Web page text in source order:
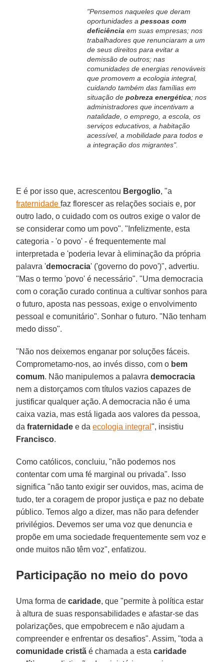
"Pensemos naqueles que deram
oportunidades a pessoas com
deficiência em suas empresas; nos
trabalhadores que renunciaram a um
de seus direitos para evitar a
demissão de outros; nas
comunidades de energias renováveis
que promovem a ecologia integral,
cuidando também das famílias em
situação de pobreza energética; nos
administradores que incentivam a
natalidade, o emprego, a escola, os
serviços educativos, a habitação
acessível, a mobilidade para todos e
a integração dos migrantes".
E é por isso que, acrescentou Bergoglio, "a
fraternidadefaz florescer as relações sociais e, por
outro lado, o cuidado com os outros exige o valor de
se considerar como um povo". "Infelizmente, esta
categoria - 'o povo' - é frequentemente mal
interpretada e 'poderia levar à eliminação da própria
palavra 'democracia' ('governo do povo')", advertiu.
"Mas o termo 'povo' é necessário". "Uma democracia
com o coração curado continua a cultivar sonhos para
o futuro, aposta nas pessoas, exige o envolvimento
pessoal e comunitário". Sonhar o futuro. "Não tenham
medo disso".
"Não nos deixemos enganar por soluções fáceis.
Comprometamo-nos, ao invés disso, com o bem
comum. Não manipulemos a palavrademocracia
nem a distorçamos com títulos vazios capazes de
justificar qualquer ação. A democracia não é uma
caixa vazia, mas está ligada aos valores da pessoa,
dafraternidade e daecologia integral", insistiu
Francisco.
Como católicos, concluiu, "não podemos nos
contentar com uma fé marginal ou privada". Isso
significa "não tanto exigir ser ouvidos, mas, acima de
tudo, ter a coragem de propor justiça e paz no debate
público. Temos algo a dizer, mas não para defender
privilégios. Devemos ser uma voz que denuncia e
propõe em uma sociedade frequentemente sem voz e
onde muitos não têm voz", enfatizou.
Participação no meio do povo
Uma forma decaridade, que "permite à política estar
à altura de suas responsabilidades e afastar-se das
polarizações, que empobrecem e não ajudam a
compreender e enfrentar os desafios". Assim, "toda a
comunidade cristã é chamada a estacaridade